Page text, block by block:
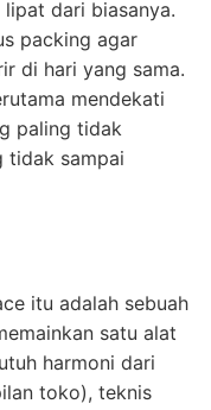
dari biasanya.
packing agar
di hari yang sama.
mendekati
paling tidak
tidak sampai
itu adalah sebuah
satu alat
harmoni dari
toko), teknis